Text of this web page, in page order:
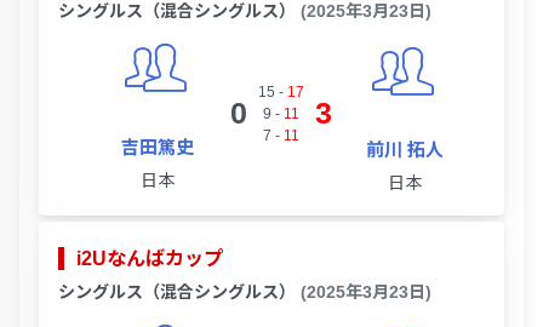
シングルス（混合シングルス） (2025年3月23日)
吉田篤史
日本
0
15 - 17
9 - 11
7 - 11
3
前川 拓人
日本
i2Uなんばカップ
シングルス（混合シングルス） (2025年3月23日)